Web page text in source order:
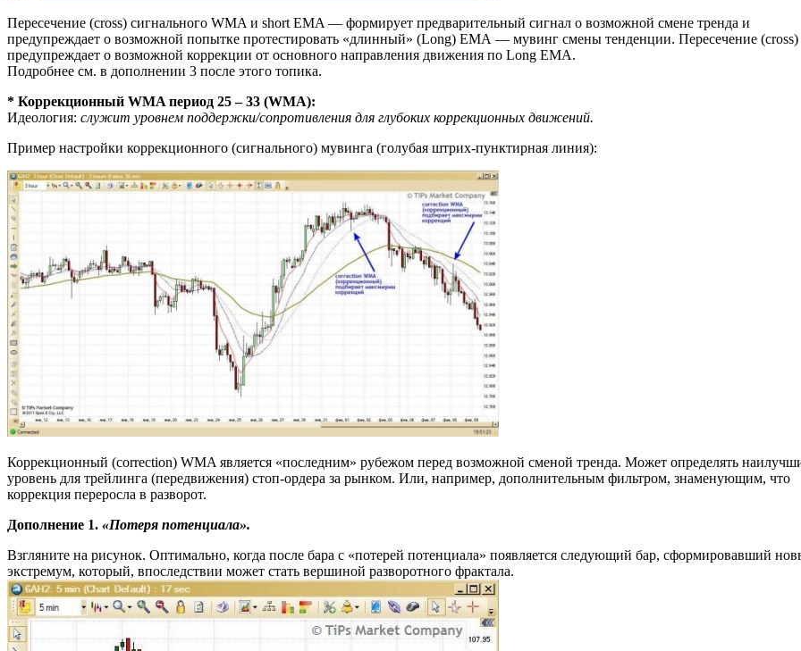
Пересечение (cross) сигнального WMA и short EMA — формирует предварительный сигнал о возможной смене тренда и
предупреждает о возможной попытке протестировать «длинный» (Long) ЕМА — мувинг смены тенденции. Пересечение (cross)
предупреждает о возможной коррекции от основного направления движения по Long EMA.
Подробнее см. в дополнении 3 после этого топика.
* Коррекционный WMA период 25 – 33 (WMA):
Идеология: служит уровнем поддержки/сопротивления для глубоких коррекционных движений.
Пример настройки коррекционного (сигнального) мувинга (голубая штрих-пунктирная линия):
Коррекционный (correction) WMA является «последним» рубежом перед возможной сменой тренда. Может определять
уровень для трейлинга (передвижения) стоп-ордера за рынком. Или, например, дополнительным фильтром, знаменующим, что
коррекция переросла в разворот.
Дополнение 1. «Потеря потенциала».
Взгляните на рисунок. Оптимально, когда после бара с «потерей потенциала» появляется следующий бар, сформировавший
экстремум, который, впоследствии может стать вершиной разворотного фрактала.